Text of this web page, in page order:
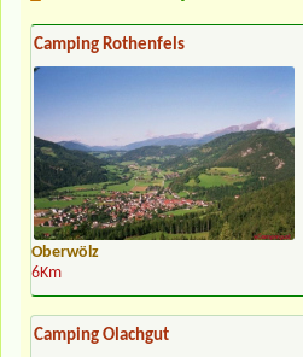
Camping Rothenfels
Oberwölz
6Km
Camping Olachgut